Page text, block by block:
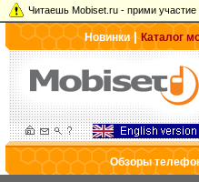
Читаешь Mobiset.ru - прими
Новинки|Каталог
Обзоры